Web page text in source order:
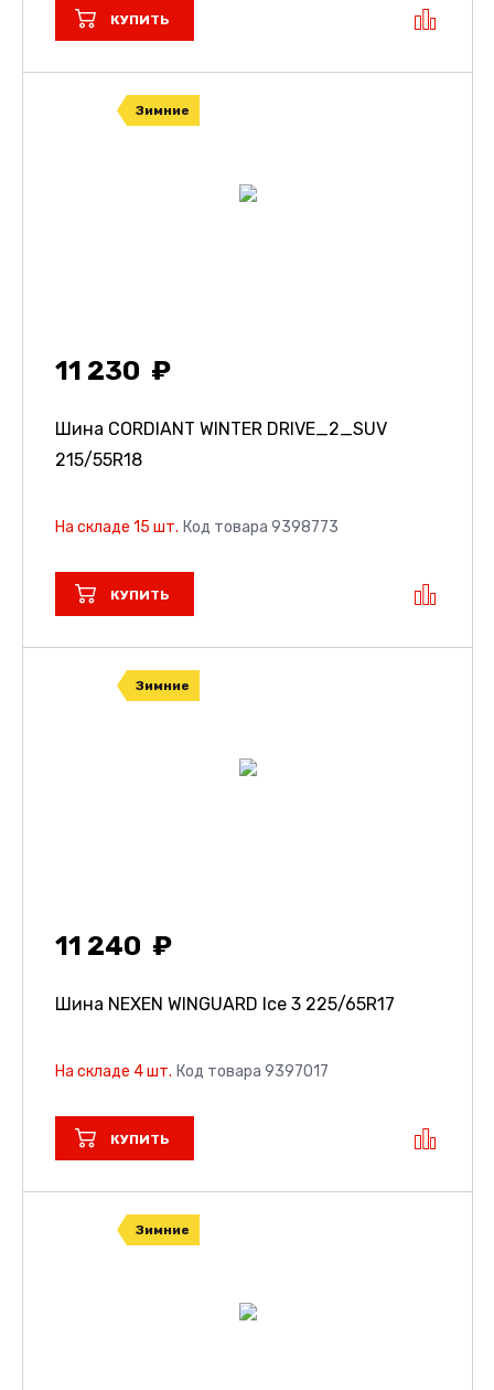
КУПИТЬ
Зимние
11 230
Шина CORDIANT WINTER DRIVE_2_SUV
215/55R18
На складе 15 шт. Код товара 9398773
КУПИТЬ
Зимние
11 240
Шина NEXEN WINGUARD Ice 3 225/65R17
На складе 4 шт. Код товара 9397017
КУПИТЬ
Зимние